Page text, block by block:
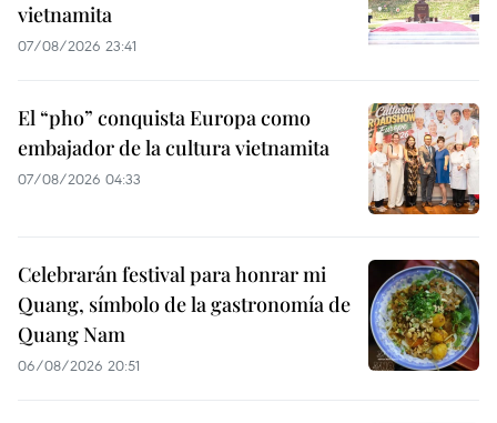
vietnamita
07/08/2026 23:41
El “pho” conquista Europa como
embajador de la cultura vietnamita
07/08/2026 04:33
Celebrarán festival para honrar mi
Quang, símbolo de la gastronomía de
Quang Nam
06/08/2026 20:51